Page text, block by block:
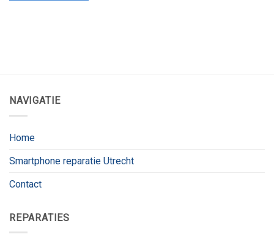
NAVIGATIE
Home
Smartphone reparatie Utrecht
Contact
REPARATIES